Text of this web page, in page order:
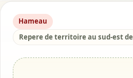
Hameau
Repere de territoire au sud-est